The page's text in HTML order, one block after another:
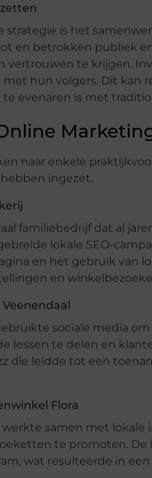
strategie is het
en betrokken publiek
vertrouwen te krijgen.
hun volgers. Dit kan
evenaren is met
naar enkele
ingezet.
familiebedrijf dat al
lokale SEO-
en het gebruik van
en
Veenendaal
sociale media
de lessen te delen en
die leidde tot een
Flora
samen met
te promoten. De
wat resulteerde in